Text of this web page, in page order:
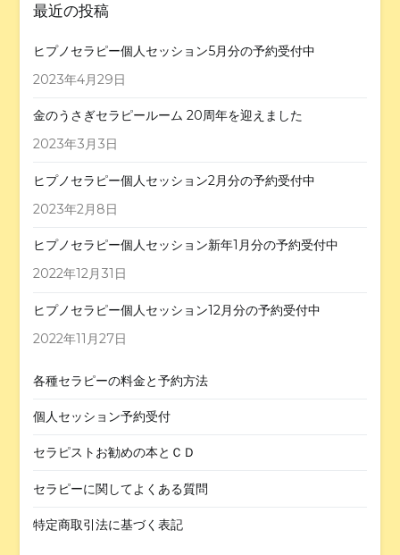
最近の投稿
ヒプノセラピー個人セッション5月分の予約受付中
2023年4月29日
金のうさぎセラピールーム 20周年を迎えました
2023年3月3日
ヒプノセラピー個人セッション2月分の予約受付中
2023年2月8日
ヒプノセラピー個人セッション新年1月分の予約受付中
2022年12月31日
ヒプノセラピー個人セッション12月分の予約受付中
2022年11月27日
各種セラピーの料金と予約方法
個人セッション予約受付
セラピストお勧めの本とＣＤ
セラピーに関してよくある質問
特定商取引法に基づく表記